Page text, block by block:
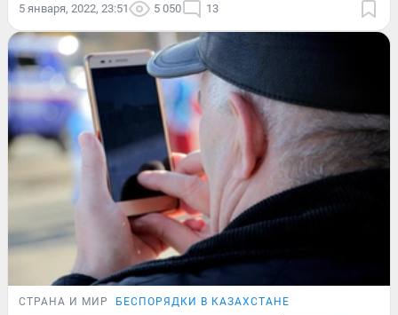
5 января, 2022, 23:51 5 050 13
СТРАНА И МИР БЕСПОРЯДКИ В КАЗАХСТАНЕ